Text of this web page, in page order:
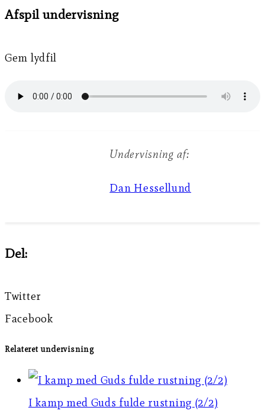
Afspil undervisning
Gem lydfil
Undervisning af:
Dan Hessellund
Del:
Twitter
Facebook
Relateret undervisning
I kamp med Guds fulde rustning (2/2)